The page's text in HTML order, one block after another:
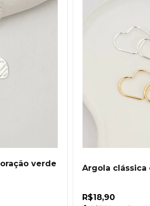
verde
Argola clássica
R$18,90